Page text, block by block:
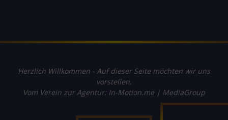
Herzlich Willkommen - Auf dieser Seite möchten wir uns
vorstellen.
Vom Verein zur Agentur: In-Motion.me | MediaGroup